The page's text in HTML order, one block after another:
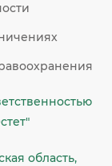
область,